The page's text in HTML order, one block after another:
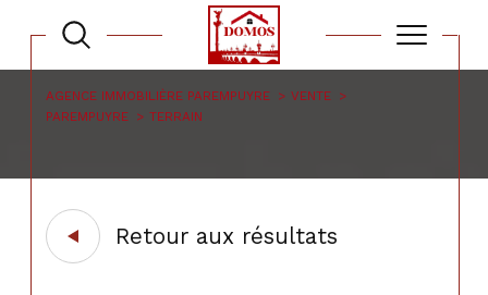
AGENCE IMMOBILIÈRE PAREMPUYRE
VENTE
PAREMPUYRE
TERRAIN
Retour aux résultats